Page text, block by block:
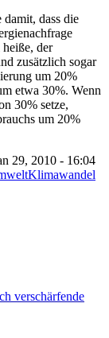
damit, dass die
der
zusätzlich sogar
um 20%
etwa 30%. Wenn
30% setze,
um 20%
29, 2010 - 16:04
Klimawandel
verschärfende